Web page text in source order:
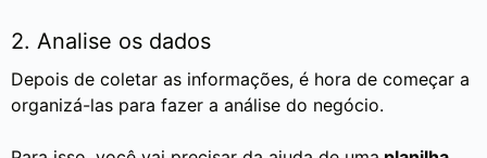
2. Analise os dados
Depois de coletar as informações, é hora de começar a
organizá-las para fazer a análise do negócio.